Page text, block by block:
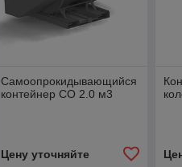
Cамоопрокидывающийся
контейнер СО 2.0 м3
Цену уточняйте